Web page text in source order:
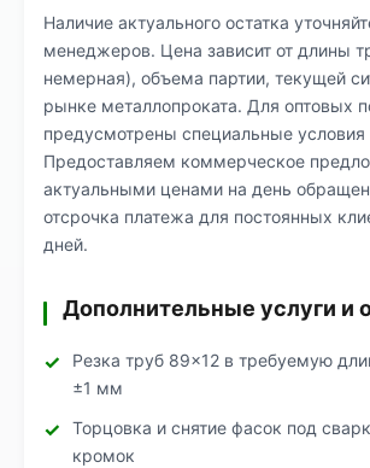
Наличие актуального остатка
менеджеров. Цена зависит от длины
немерная), объема партии, текущей
рынке металлопроката. Для оптовых
предусмотрены специальные условия
Предоставляем коммерческое
актуальными ценами на день
отсрочка платежа для постоянных
дней.
Дополнительные услуги и
Резка труб 89×12 в требуемую
±1 мм
Торцовка и снятие фасок под
кромок